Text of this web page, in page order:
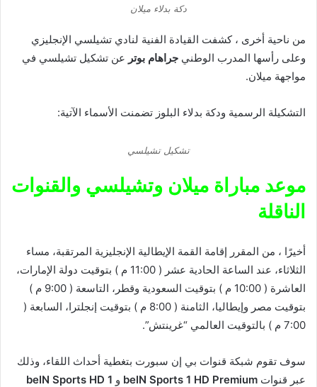
دكة بدلاء ميلان
من ناحية أخرى ، كشفت القيادة الفنية لنادي تشيلسي الإنجليزي
وعلى رأسها المدرب الوطني جراهام بوتر عن تشكيل تشيلسي في
مواجهة ميلان.
التشكيلة الرسمية ودكة بدلاء البلوز تضمنت الأسماء الآتية:
تشكيل تشيلسي
موعد مباراة ميلان وتشيلسي والقنوات
الناقلة
أخيرًا ، من المقرر إقامة القمة الإيطالية الإنجليزية المرتقبة، مساء
الثلاثاء، عند الساعة الحادية عشر ( 11:00 م ) بتوقيت دولة الإمارات،
العاشرة ( 10:00 م ) بتوقيت السعودية وقطر، التاسعة ( 9:00 م )
بتوقيت مصر وإيطاليا، الثامنة ( 8:00 م ) بتوقيت إنجلترا، السابعة (
7:00 م ) بالتوقيت العالمي “غرينتش”.
سوف تقوم شبكة قنوات بي إن سبورت بتغطية أحداث اللقاء، وذلك
عبر قنوات beIN Sports 1 HD Premium و beIN Sports HD 1